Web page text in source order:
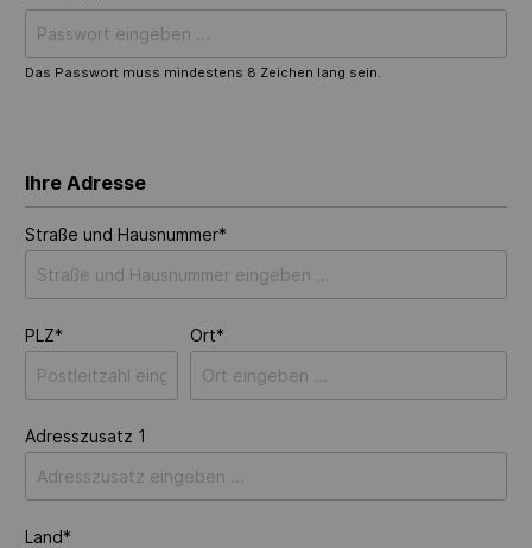
Das Passwort muss mindestens 8 Zeichen lang sein.
Ihre Adresse
Straße und Hausnummer*
PLZ* Ort*
Adresszusatz 1
Land*